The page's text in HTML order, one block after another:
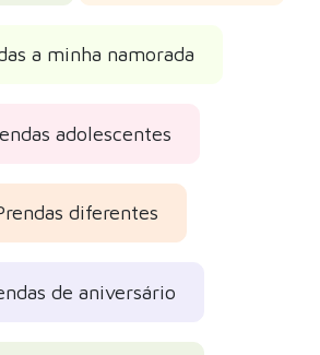
a minha namorada
adolescentes
diferentes
de aniversário